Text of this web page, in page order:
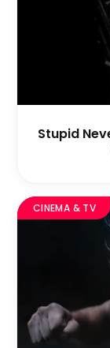
Stupid
CINEMA & TV